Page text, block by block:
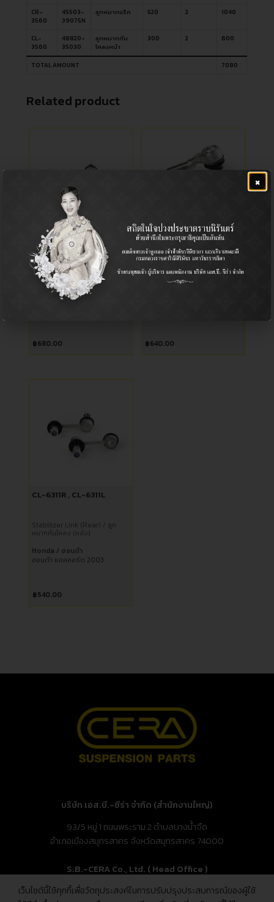
CR-
3560
45503-
39075N
ลูกหมากแร็ค 520 2 1040
CL-
3560
48820-
35030
ลูกหมากกัน
โคลงหน้า
300 2 600
TOTAL AMOUNT 7080
Related product
CE-1541
Tie Rod End / ลูกหมากคันชัก
Ford / ฟอร์ด, Mazda / มาสด้า
฿680.00
ลูกหมากคันชักสั้น
Tie Rod End / ลูกหมากคันชัก
฿640.00
CL-6311R , CL-6311L
Stabilizer Link (Rear) / ลูก
หมากกันโคลง (หลัง)
Honda / ฮอนด้า
ฮอนด้า แอคคอร์ด 2003
฿540.00
บริษัท เอส.บี.-ซีร่า จำกัด (สำนักงานใหญ่)
93/5 หมู่ 1 ถนนพระราม 2 ตำบลบางน้ำจืด
อำเภอเมืองสมุทรสาคร จังหวัดสมุทรสาคร 74000
S.B.-CERA Co., Ltd. ( Head Office )
93/5 Moo.1, Rama 2 Rd., Bang Nam Chuet,
เว็บไซต์นี้ใช้คุกกี้เพื่อวัตถุประสงค์ในการปรับปรุงประสบการณ์ของผู้ใช้
×